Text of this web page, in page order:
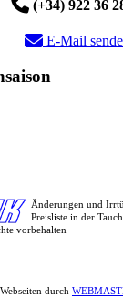
(+34) 922 36
E-Mail
Änderungen und
Preisliste in der
vorbehalten
durch